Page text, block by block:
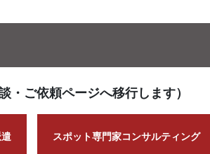
・ご依頼ページへ移行します）
スポット専門家コンサルティング